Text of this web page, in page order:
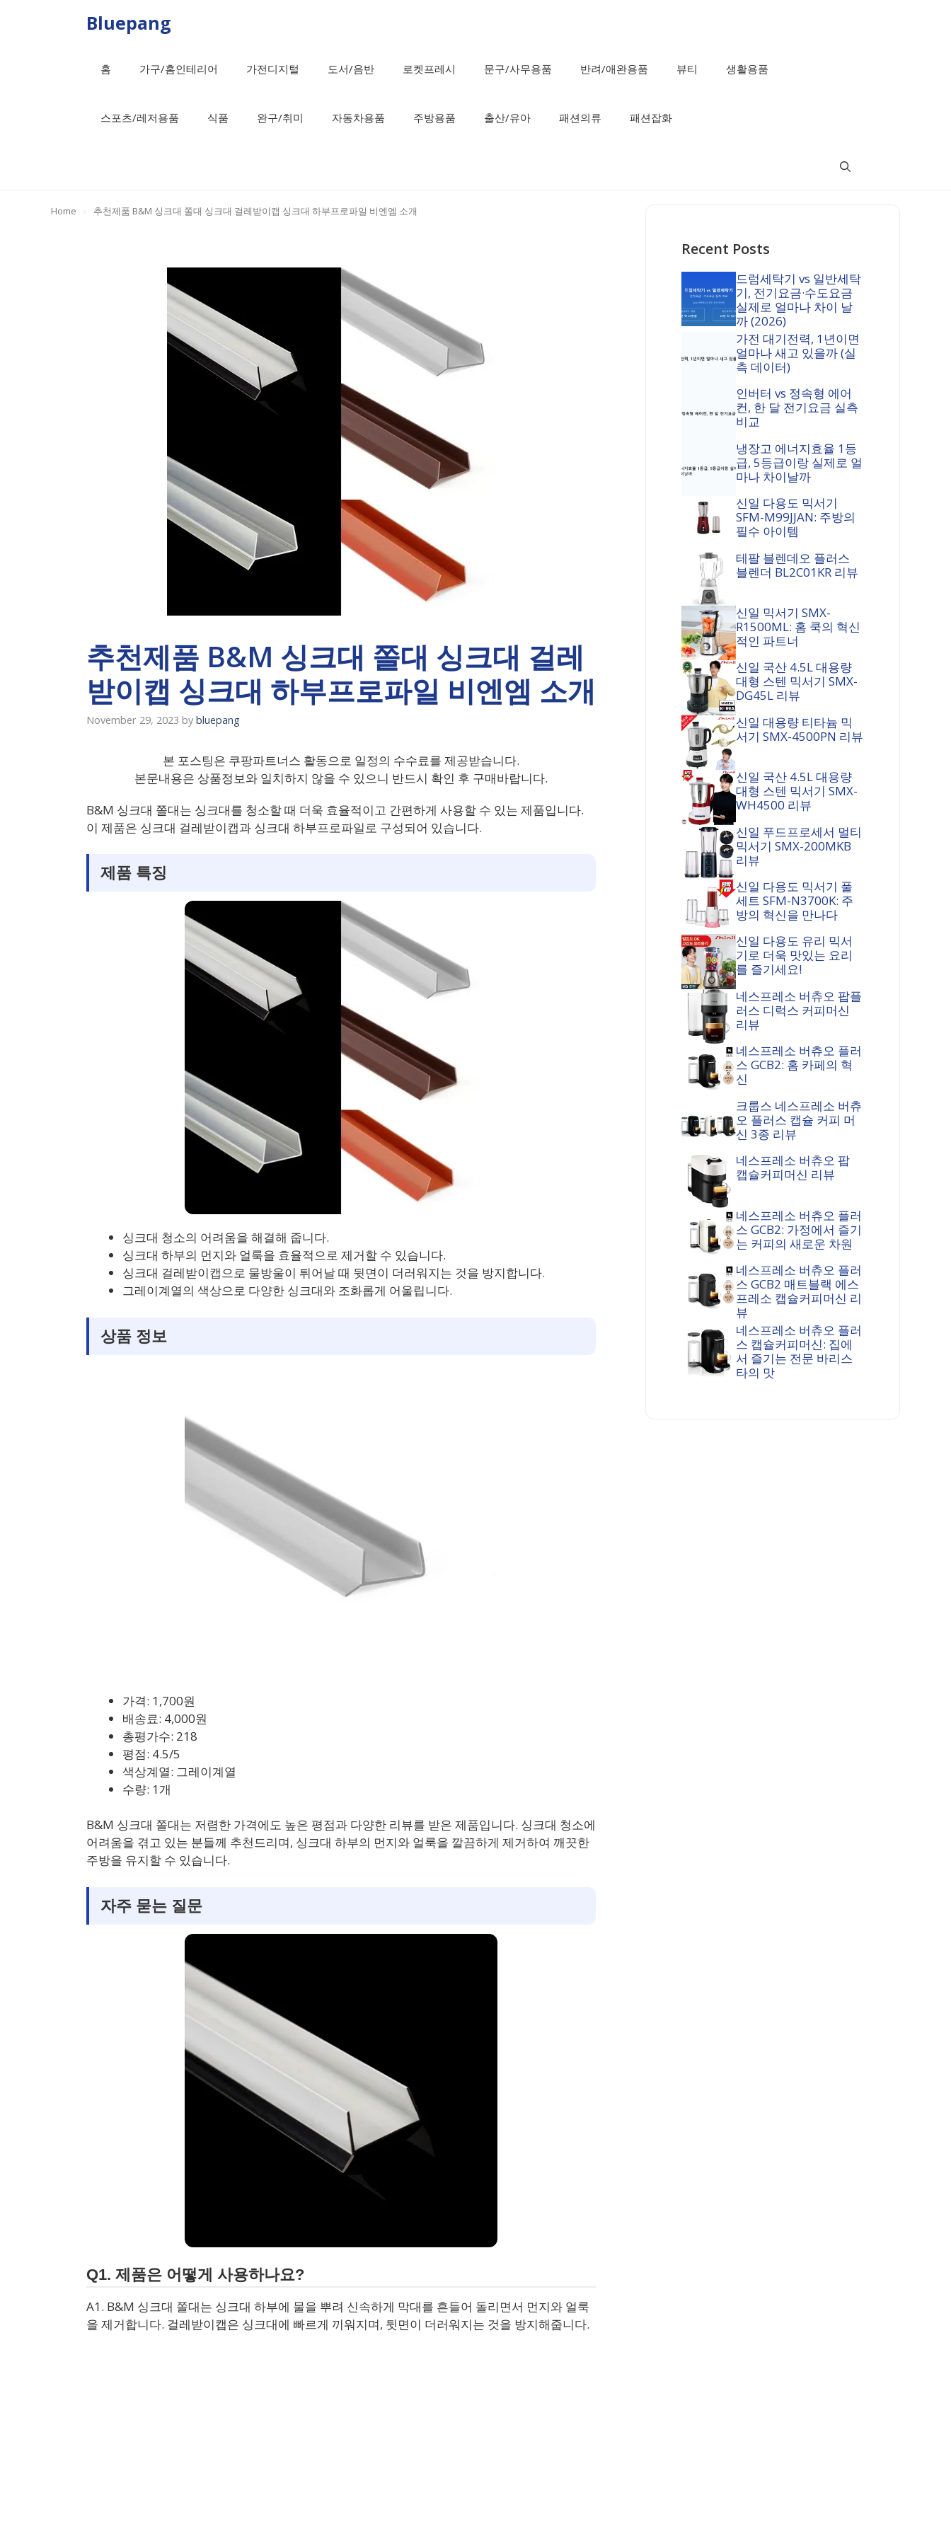
Bluepang
홈 가구/홈인테리어 가전디지털 도서/음반 로켓프레시 문구/사무용품 반려/애완용품 뷰티 생활용품
스포츠/레저용품 식품 완구/취미 자동차용품 주방용품 출산/유아 패션의류 패션잡화
Home 추천제품 B&M 싱크대 쫄대 싱크대 걸레받이캡 싱크대 하부프로파일 비엔엠 소개
추천제품 B&M 싱크대 쫄대 싱크대 걸레
받이캡 싱크대 하부프로파일 비엔엠 소개
November 29, 2023 by bluepang
본 포스팅은 쿠팡파트너스 활동으로 일정의 수수료를 제공받습니다.
본문내용은 상품정보와 일치하지 않을 수 있으니 반드시 확인 후 구매바랍니다.
B&M 싱크대 쫄대는 싱크대를 청소할 때 더욱 효율적이고 간편하게 사용할 수 있는 제품입니다.
이 제품은 싱크대 걸레받이캡과 싱크대 하부프로파일로 구성되어 있습니다.
제품 특징
싱크대 청소의 어려움을 해결해 줍니다.
싱크대 하부의 먼지와 얼룩을 효율적으로 제거할 수 있습니다.
싱크대 걸레받이캡으로 물방울이 튀어날 때 뒷면이 더러워지는 것을 방지합니다.
그레이계열의 색상으로 다양한 싱크대와 조화롭게 어울립니다.
상품 정보
가격: 1,700원
배송료: 4,000원
총평가수: 218
평점: 4.5/5
색상계열: 그레이계열
수량: 1개
B&M 싱크대 쫄대는 저렴한 가격에도 높은 평점과 다양한 리뷰를 받은 제품입니다. 싱크대 청소에
어려움을 겪고 있는 분들께 추천드리며, 싱크대 하부의 먼지와 얼룩을 깔끔하게 제거하여 깨끗한
주방을 유지할 수 있습니다.
자주 묻는 질문
Q1. 제품은 어떻게 사용하나요?
A1. B&M 싱크대 쫄대는 싱크대 하부에 물을 뿌려 신속하게 막대를 흔들어 돌리면서 먼지와 얼룩
을 제거합니다. 걸레받이캡은 싱크대에 빠르게 끼워지며, 뒷면이 더러워지는 것을 방지해줍니다.
Recent Posts
드럼세탁기 vs 일반세탁
기, 전기요금·수도요금
실제로 얼마나 차이 날
까 (2026)
가전 대기전력, 1년이면
얼마나 새고 있을까 (실
측 데이터)
인버터 vs 정속형 에어
컨, 한 달 전기요금 실측
비교
냉장고 에너지효율 1등
급, 5등급이랑 실제로 얼
마나 차이날까
신일 다용도 믹서기
SFM-M99JJAN: 주방의
필수 아이템
테팔 블렌데오 플러스
블렌더 BL2C01KR 리뷰
신일 믹서기 SMX-
R1500ML: 홈 쿡의 혁신
적인 파트너
신일 국산 4.5L 대용량
대형 스텐 믹서기 SMX-
DG45L 리뷰
신일 대용량 티타늄 믹
서기 SMX-4500PN 리뷰
신일 국산 4.5L 대용량
대형 스텐 믹서기 SMX-
WH4500 리뷰
신일 푸드프로세서 멀티
믹서기 SMX-200MKB
리뷰
신일 다용도 믹서기 풀
세트 SFM-N3700K: 주
방의 혁신을 만나다
신일 다용도 유리 믹서
기로 더욱 맛있는 요리
를 즐기세요!
네스프레소 버츄오 팝플
러스 디럭스 커피머신
리뷰
네스프레소 버츄오 플러
스 GCB2: 홈 카페의 혁
신
크룹스 네스프레소 버츄
오 플러스 캡슐 커피 머
신 3종 리뷰
네스프레소 버츄오 팝
캡슐커피머신 리뷰
네스프레소 버츄오 플러
스 GCB2: 가정에서 즐기
는 커피의 새로운 차원
네스프레소 버츄오 플러
스 GCB2 매트블랙 에스
프레소 캡슐커피머신 리
뷰
네스프레소 버츄오 플러
스 캡슐커피머신: 집에
서 즐기는 전문 바리스
타의 맛